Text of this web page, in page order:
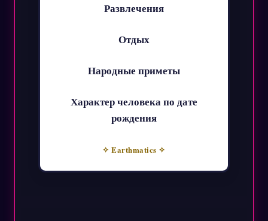
Развлечения
Отдых
Народные приметы
Характер человека по дате
рождения
✧ Earthmatics ✧